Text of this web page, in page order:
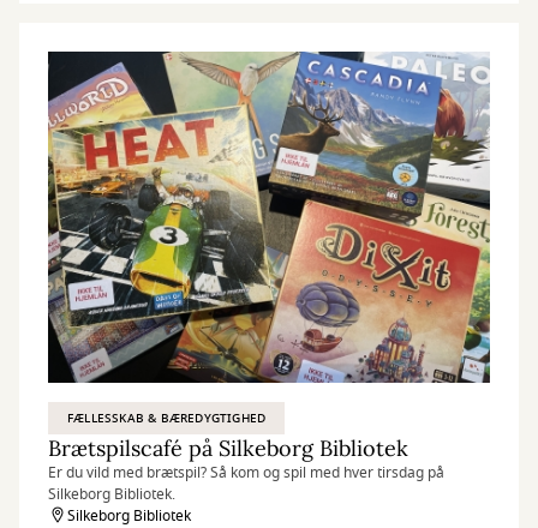
FÆLLESSKAB & BÆREDYGTIGHED
Brætspilscafé på Silkeborg Bibliotek
Er du vild med brætspil? Så kom og spil med hver tirsdag på
Silkeborg Bibliotek.
Silkeborg Bibliotek